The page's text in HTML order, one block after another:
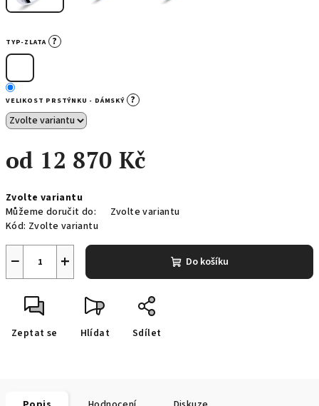
TYP-ZLATA ?
VELIKOST PRSTÝNKU - DÁMSKÝ ?
od 12 870 Kč
cena:
Zvolte variantu
Můžeme doručit do:
Zvolte variantu
Kód: Zvolte variantu
+
− Do košíku
Zeptat se Hlídat Sdílet